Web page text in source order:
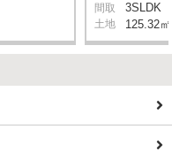
間取 3SLDK
土地 125.32㎡